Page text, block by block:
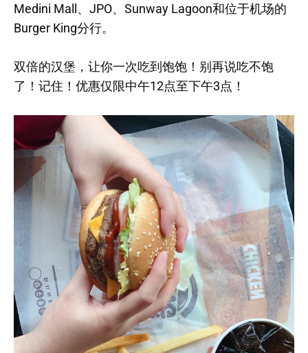
Medini Mall、JPO、Sunway Lagoon和位于机场的
Burger King分行。
双倍的汉堡，让你一次吃到饱饱！别再说吃不饱
了！记住！优惠仅限中午12点至下午3点！